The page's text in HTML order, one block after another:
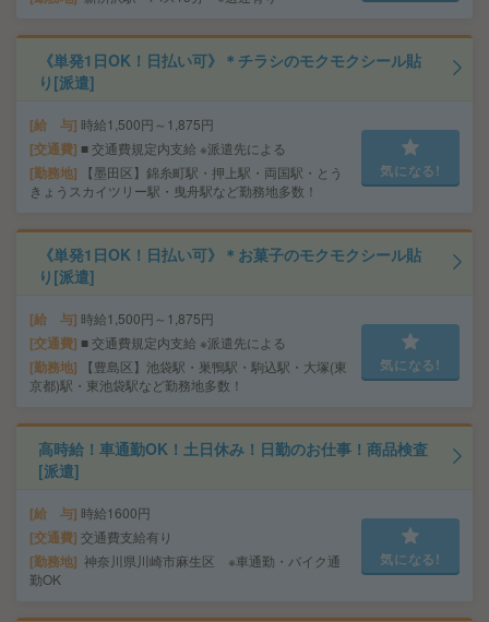
《単発1日OK！日払い可》＊チラシのモクモクシール貼
り[派遣]
給 与 時給1,500円～1,875円
交通費 ■ 交通費規定内支給 ※派遣先による
勤務地
【墨田区】錦糸町駅・押上駅・両国駅・とう
きょうスカイツリー駅・曳舟駅など勤務地多数！
気になる!
《単発1日OK！日払い可》＊お菓子のモクモクシール貼
り[派遣]
給 与 時給1,500円～1,875円
交通費 ■ 交通費規定内支給 ※派遣先による
勤務地
【豊島区】池袋駅・巣鴨駅・駒込駅・大塚(東
京都)駅・東池袋駅など勤務地多数！
気になる!
高時給！車通勤OK！土日休み！日勤のお仕事！商品検査
[派遣]
給 与 時給1600円
交通費 交通費支給有り
勤務地 神奈川県川崎市麻生区 ※車通勤・バイク通
勤OK
気になる!